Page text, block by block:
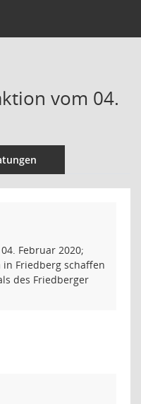
vom 04.
Februar 2020;
Friedberg schaffen
des Friedberger